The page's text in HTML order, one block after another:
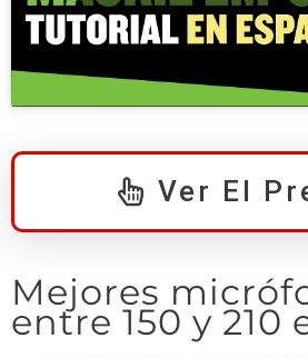
Ver El
Mejores
entre 150 y 210